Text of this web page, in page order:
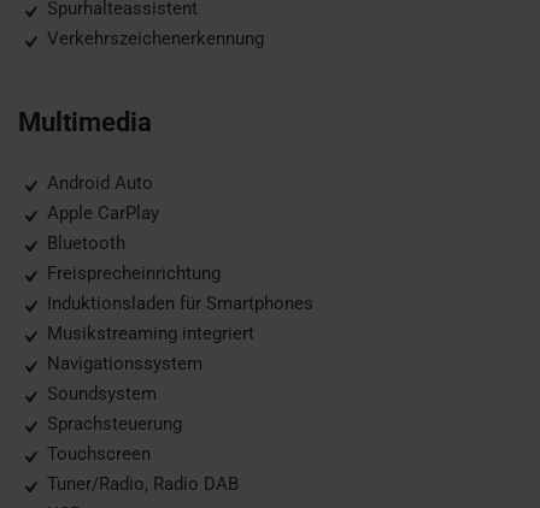
Spurhalteassistent
Verkehrszeichenerkennung
Multimedia
Android Auto
Apple CarPlay
Bluetooth
Freisprecheinrichtung
Induktionsladen für Smartphones
Musikstreaming integriert
Navigationssystem
Soundsystem
Sprachsteuerung
Touchscreen
Tuner/Radio, Radio DAB